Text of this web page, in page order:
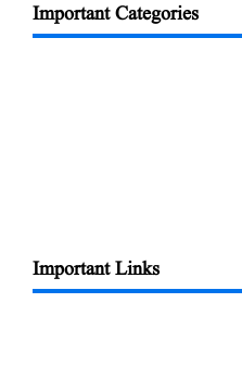
Important Categories
Important Links